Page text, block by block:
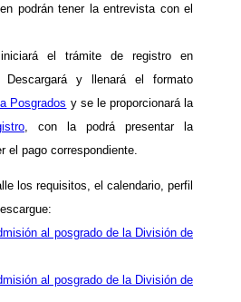
podrán tener la entrevista con el
el trámite de registro en
Descargará y llenará el formato
Posgrados y se le proporcionará la
, con la podrá presentar la
el pago correspondiente.
los requisitos, el calendario, perfil
al posgrado de la División de
al posgrado de la División de